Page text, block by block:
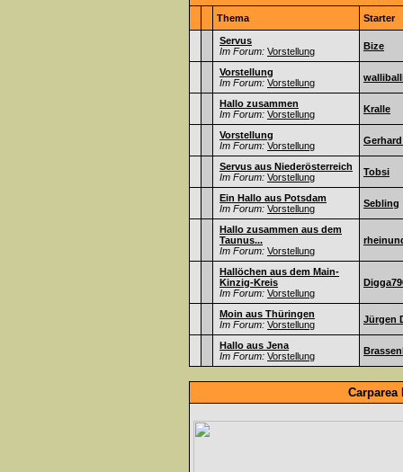
Thema Starter
Servus
Im Forum: Vorstellung Bize
Vorstellung
Im Forum: Vorstellung
Hallo zusammen
Im Forum: Vorstellung Kralle
Vorstellung
Im Forum: Vorstellung Gerhard
Servus aus Niederösterreich
Im Forum: Vorstellung Tobsi
Ein Hallo aus Potsdam
Im Forum: Vorstellung Sebling
Hallo zusammen aus dem
Taunus...
Im Forum: Vorstellung
Hallöchen aus dem Main-
Kinzig-Kreis
Im Forum: Vorstellung
Moin aus Thüringen
Im Forum: Vorstellung Jürgen
Hallo aus Jena
Im Forum: Vorstellung